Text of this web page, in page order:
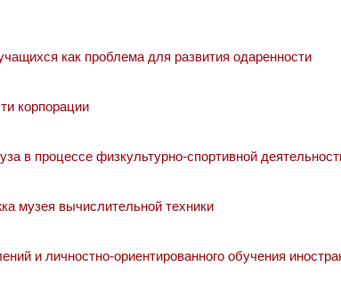
как проблема для развития одаренности
корпорации
в процессе физкультурно-спортивной
музея вычислительной техники
и личностно-ориентированного обучения